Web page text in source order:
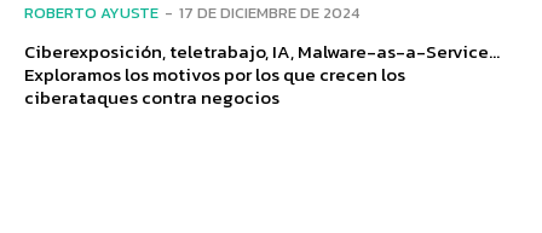
ROBERTO AYUSTE - 17 DE DICIEMBRE DE 2024
Ciberexposición, teletrabajo, IA, Malware-as-a-Service...
Exploramos los motivos por los que crecen los
ciberataques contra negocios